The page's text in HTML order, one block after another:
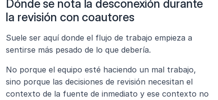
Dónde se nota la desconexión durante
la revisión con coautores
Suele ser aquí donde el flujo de trabajo empieza a
sentirse más pesado de lo que debería.
No porque el equipo esté haciendo un mal trabajo,
sino porque las decisiones de revisión necesitan el
contexto de la fuente de inmediato y ese contexto no